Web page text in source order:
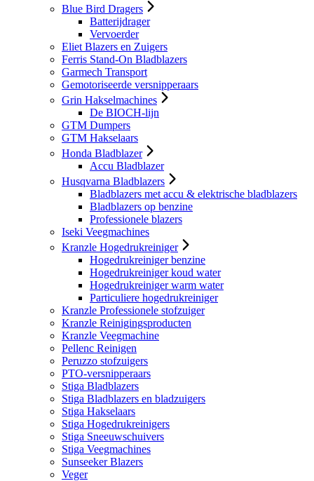
Blue Bird Dragers
Batterijdrager
Vervoerder
Eliet Blazers en Zuigers
Ferris Stand-On Bladblazers
Garmech Transport
Gemotoriseerde versnipperaars
Grin Hakselmachines
De BIOCH-lijn
GTM Dumpers
GTM Hakselaars
Honda Bladblazer
Accu Bladblazer
Husqvarna Bladblazers
Bladblazers met accu & elektrische bladblazers
Bladblazers op benzine
Professionele blazers
Iseki Veegmachines
Kranzle Hogedrukreiniger
Hogedrukreiniger benzine
Hogedrukreiniger koud water
Hogedrukreiniger warm water
Particuliere hogedrukreiniger
Kranzle Professionele stofzuiger
Kranzle Reinigingsproducten
Kranzle Veegmachine
Pellenc Reinigen
Peruzzo stofzuigers
PTO-versnipperaars
Stiga Bladblazers
Stiga Bladblazers en bladzuigers
Stiga Hakselaars
Stiga Hogedrukreinigers
Stiga Sneeuwschuivers
Stiga Veegmachines
Sunseeker Blazers
Veger